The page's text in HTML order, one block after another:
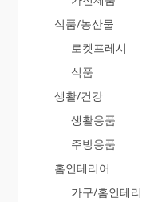
식품/농산물
로켓프레시
식품
생활/건강
생활용품
주방용품
홈인테리어
가구/홈인테